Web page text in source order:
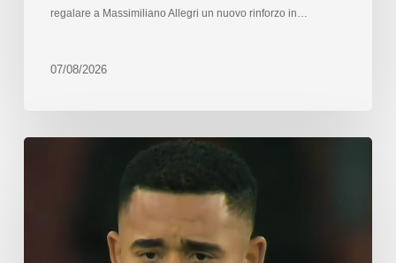
regalare a Massimiliano Allegri un nuovo rinforzo in…
07/08/2026